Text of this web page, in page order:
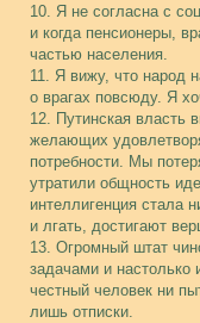
10. Я не согласна с
и когда пенсионеры,
частью населения.
11. Я вижу, что народ
о врагах повсюду. Я
12. Путинская власть
желающих
потребности. Мы
утратили общность
интеллигенция стала
и лгать, достигают
13. Огромный штат
задачами и настолько
честный человек ни
лишь отписки.